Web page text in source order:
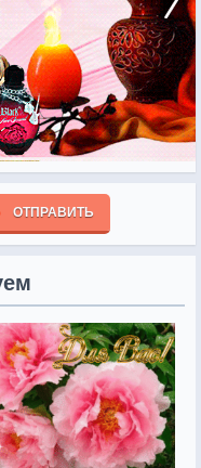
ОТПРАВИТЬ